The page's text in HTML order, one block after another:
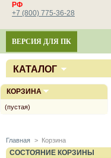
РФ
+7 (800) 775-36-28
ВЕРСИЯ ДЛЯ ПК
КАТАЛОГ
Главная > Корзина
СОСТОЯНИЕ КОРЗИНЫ
КОРЗИНА
(пустая)